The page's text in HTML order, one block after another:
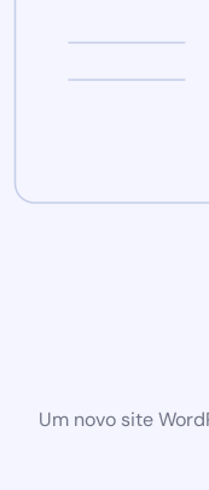
Um novo site